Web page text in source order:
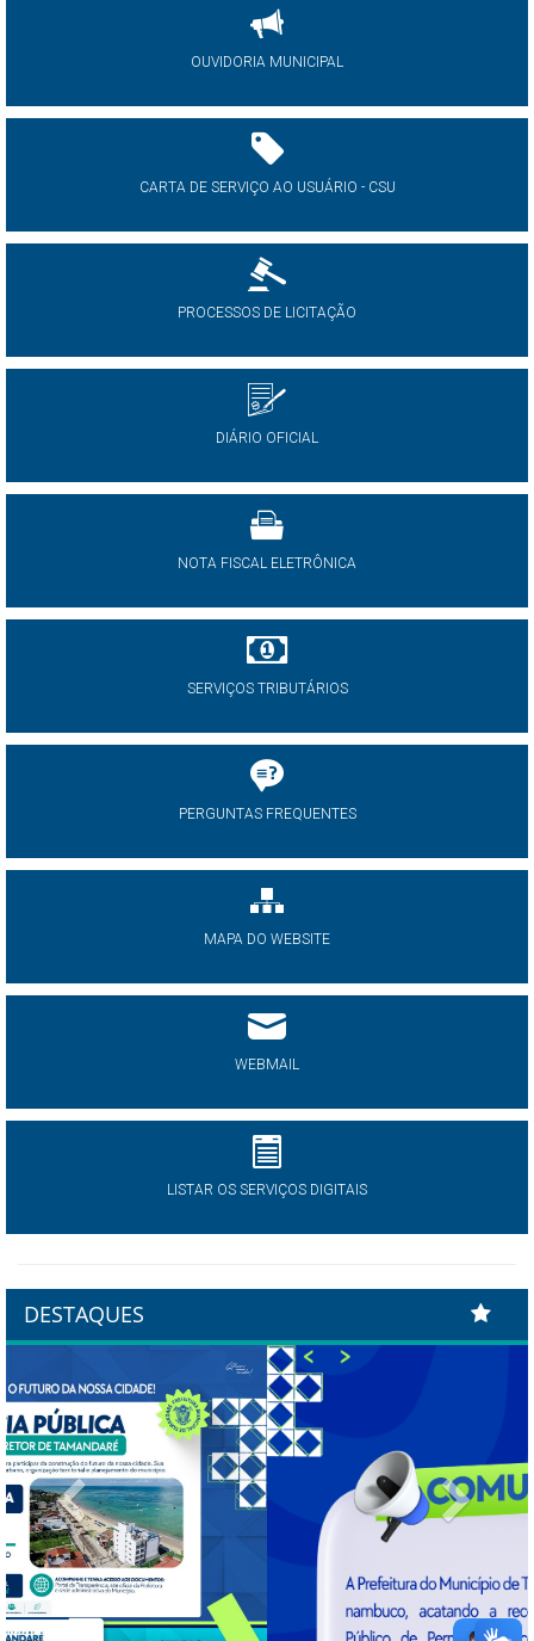
OUVIDORIA MUNICIPAL
CARTA DE SERVIÇO AO USUÁRIO - CSU
PROCESSOS DE LICITAÇÃO
DIÁRIO OFICIAL
NOTA FISCAL ELETRÔNICA
SERVIÇOS TRIBUTÁRIOS
PERGUNTAS FREQUENTES
MAPA DO WEBSITE
WEBMAIL
LISTAR OS SERVIÇOS DIGITAIS
DESTAQUES